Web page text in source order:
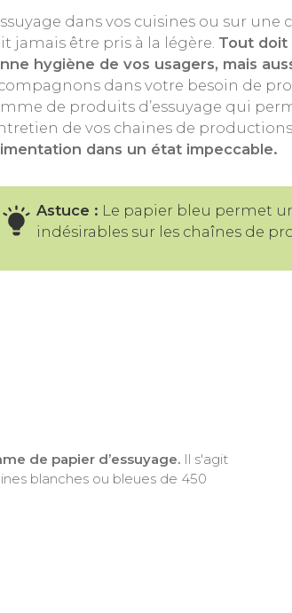
dans vos cuisines ou sur
jamais être pris à la légère. Tout
hygiène de vos usagers, mais
dans votre besoin de
de produits d’essuyage qui
de vos chaines de
dans un état impeccable.
Astuce : Le papier bleu permet
indésirables sur les chaînes de
de papier d’essuyage. Il s'agit
blanches ou bleues de 450